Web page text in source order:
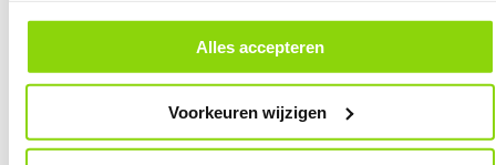
alle cookies. Je kunt je gegeven toestemming altijd intrekken, dit doe je
door in de footer van onze website te klikken op ‘Cookievoorkeuren’
Alles accepteren
Voorkeuren wijzigen
Vrijwel oneindig contrast
Extreem snelle responstijd
Zeer levendige kleuren